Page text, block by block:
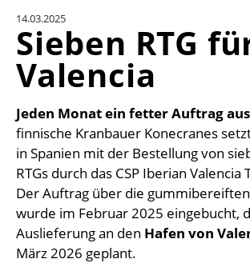
EINHEITENKONVERTER
KONTAKT
14.03.2025
Sieben RTG
Valencia
Jeden Monat ein fetter Auftrag
finnische Kranbauer Konecranes
in Spanien mit der Bestellung von
RTGs durch das CSP Iberian
Der Auftrag über die
wurde im Februar 2025 eingebucht,
Auslieferung an den Hafen von
März 2026 geplant.